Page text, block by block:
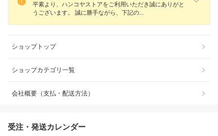
平素より、ハンコヤストアをご利用いただき誠にありがと
うございます。 誠に勝手ながら、下記の
ショップトップ
ショップカテゴリ一覧
会社概要（支払・配送方法）
受注・発送カレンダー